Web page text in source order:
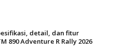
detail, dan fitur
890 Adventure R Rally 2026